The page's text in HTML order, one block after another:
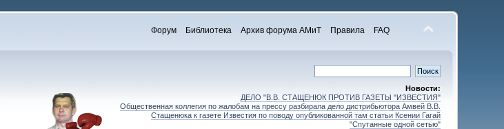
Форум Библиотека Архив форума АМиТ Правила FAQ
Новости:
ДЕЛО "В.В. СТАЩЕНЮК ПРОТИВ ГАЗЕТЫ "ИЗВЕСТИЯ"
Общественная коллегия по жалобам на прессу разбирала дело дистрибьютора Амвей В.В.
Стащенюка к газете Известия по поводу опубликованной там статьи Ксении Гагай
"Спутанные одной сетью"